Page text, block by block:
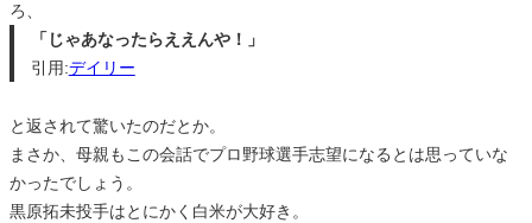
ろ、
「じゃあなったらええんや！」
引用:デイリー
と返されて驚いたのだとか。
まさか、母親もこの会話でプロ野球選手志望になるとは思っていな
かったでしょう。
黒原拓未投手はとにかく白米が大好き。